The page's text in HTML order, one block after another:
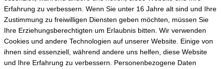
Erfahrung zu verbessern. Wenn Sie unter 16 Jahre alt sind und Ihre
Zustimmung zu freiwilligen Diensten geben möchten, müssen Sie
Ihre Erziehungsberechtigten um Erlaubnis bitten. Wir verwenden
Cookies und andere Technologien auf unserer Website. Einige von
ihnen sind essenziell, während andere uns helfen, diese Website
und Ihre Erfahrung zu verbessern. Personenbezogene Daten